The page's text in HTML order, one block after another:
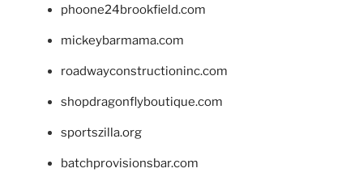
phoone24brookfield.com
mickeybarmama.com
roadwayconstructioninc.com
shopdragonflyboutique.com
sportszilla.org
batchprovisionsbar.com